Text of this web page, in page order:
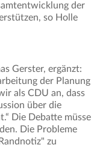
der
so Holle
Gerster, ergänzt:
der Planung
als CDU an, dass
über die
Die Debatte müsse
Die Probleme
zu